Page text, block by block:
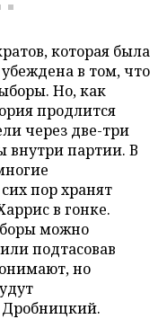
которая была
в том, что
Но, как
продлится
через две-три
внутри партии. В
пор хранят
в гонке.
можно
подтасовав
но